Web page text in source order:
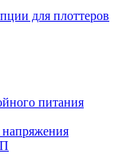
для плоттеров
питания